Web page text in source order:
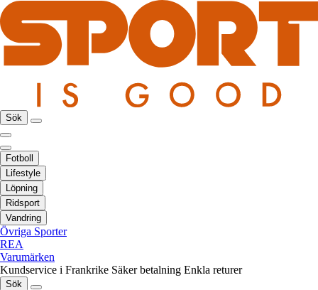
Sök
Fotboll
Lifestyle
Löpning
Ridsport
Vandring
Övriga Sporter
REA
Varumärken
Kundservice i Frankrike Säker betalning Enkla returer
Sök